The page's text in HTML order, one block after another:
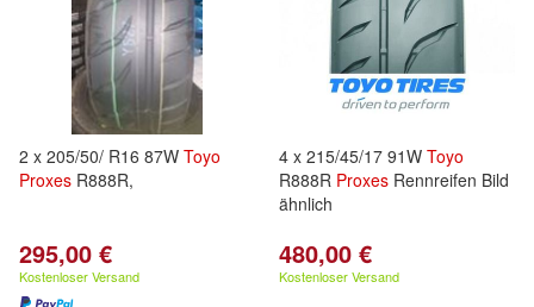
2 x 205/50/ R16 87W Toyo
Proxes R888R,
295,00 €
Kostenloser Versand
4 x 215/45/17 91W Toyo
R888R Proxes Rennreifen Bild
ähnlich
480,00 €
Kostenloser Versand